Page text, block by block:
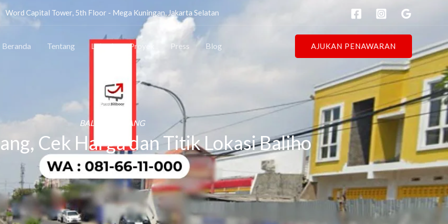
Word Capital Tower, 5th Floor - Mega Kuningan, Jakarta Selatan
Beranda Tentang Lokasi Proyek Press Blog AJUKAN PENAWARAN
BALIHO MALANG
Cek Harga dan Titik Lokasi Baliho